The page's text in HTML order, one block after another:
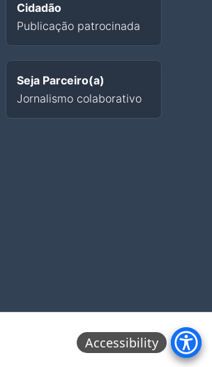
Cidadão
Publicação patrocinada
Seja Parceiro(a)
Jornalismo colaborativo
Accessibility